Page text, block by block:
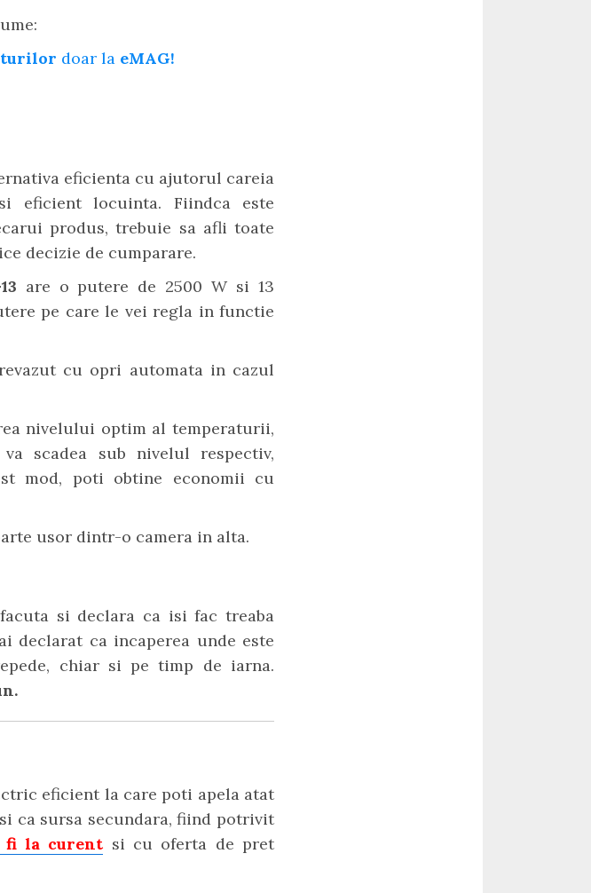
doar la eMAG!
eficienta cu ajutorul careia
locuinta. Fiindca este
produs, trebuie sa afli toate
decizie de cumparare.
are o putere de 2500 W si 13
pe care le vei regla in functie
cu opri automata in cazul
nivelului optim al temperaturii,
scadea sub nivelul respectiv,
mod, poti obtine economii cu
usor dintr-o camera in alta.
si declara ca isi fac treaba
declarat ca incaperea unde este
chiar si pe timp de iarna.
eficient la care poti apela atat
ca sursa secundara, fiind potrivit
la curent si cu oferta de pret